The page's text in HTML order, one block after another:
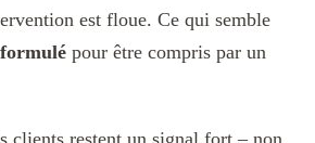
est floue. Ce qui semble
pour être compris par un